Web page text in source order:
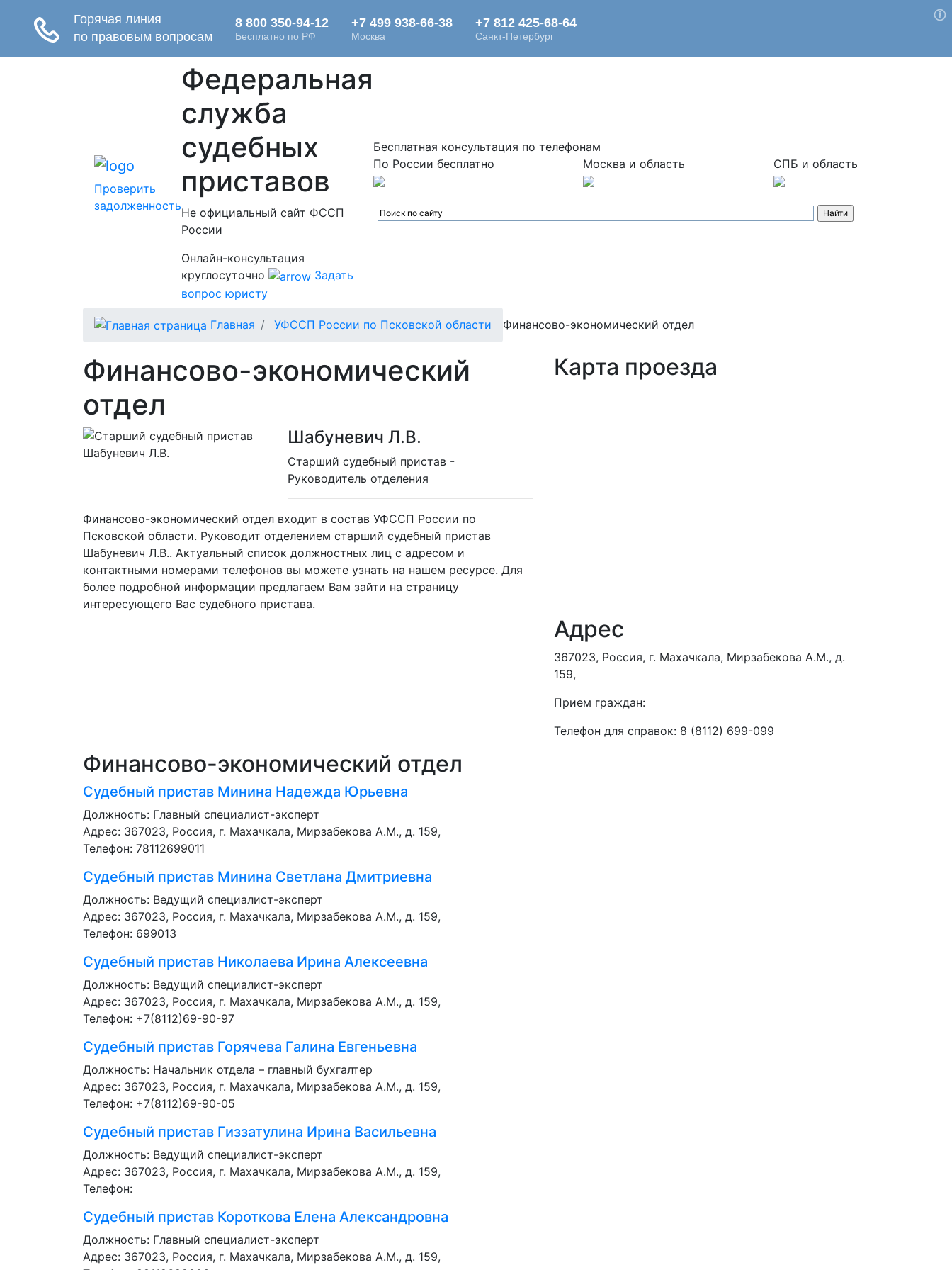
Проверить
задолженность
Федеральная
служба
судебных
приставов
Не официальный сайт ФССП
России
Онлайн-консультация
круглосуточно
Задать
вопрос юристу
Бесплатная консультация по телефонам
По России бесплатно
Москва и область СПБ и область
Главная УФССП России по Псковской области Финансово-экономический отдел
Финансово-экономический
отдел
Шабуневич Л.В.
Cтарший судебный пристав -
Руководитель отделения
Финансово-экономический отдел входит в состав УФССП России по
Псковской области. Руководит отделением старший судебный пристав
Шабуневич Л.В.. Актуальный список должностных лиц с адресом и
контактными номерами телефонов вы можете узнать на нашем ресурсе. Для
более подробной информации предлагаем Вам зайти на страницу
интересующего Вас судебного пристава.
Карта проезда
Адрес
367023, Россия, г. Махачкала, Мирзабекова А.М., д.
159,
Прием граждан:
Телефон для справок: 8 (8112) 699-099
Финансово-экономический отдел
Судебный пристав Минина Надежда Юрьевна
Должность: Главный специалист-эксперт
Адрес: 367023, Россия, г. Махачкала, Мирзабекова А.М., д. 159,
Телефон: 78112699011
Судебный пристав Минина Светлана Дмитриевна
Должность: Ведущий специалист-эксперт
Адрес: 367023, Россия, г. Махачкала, Мирзабекова А.М., д. 159,
Телефон: 699013
Судебный пристав Николаева Ирина Алексеевна
Должность: Ведущий специалист-эксперт
Адрес: 367023, Россия, г. Махачкала, Мирзабекова А.М., д. 159,
Телефон: +7(8112)69-90-97
Судебный пристав Горячева Галина Евгеньевна
Должность: Начальник отдела – главный бухгалтер
Адрес: 367023, Россия, г. Махачкала, Мирзабекова А.М., д. 159,
Телефон: +7(8112)69-90-05
Судебный пристав Гиззатулина Ирина Васильевна
Должность: Ведущий специалист-эксперт
Адрес: 367023, Россия, г. Махачкала, Мирзабекова А.М., д. 159,
Телефон:
Судебный пристав Короткова Елена Александровна
Должность: Главный специалист-эксперт
Адрес: 367023, Россия, г. Махачкала, Мирзабекова А.М., д. 159,